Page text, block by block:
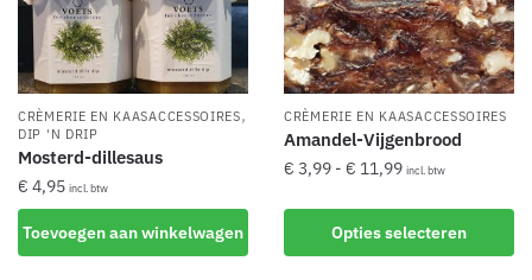
CRÈMERIE EN KAASACCESSOIRES,
DIP 'N DRIP
Mosterd-dillesaus
€ 4,95 incl. btw
Toevoegen aan winkelwagen
CRÈMERIE EN KAASACCESSOIRES
Amandel-Vijgenbrood
€ 3,99 - € 11,99Prijsklasse:
€ 11,99
incl. btw
Opties selecteren
Dit
product